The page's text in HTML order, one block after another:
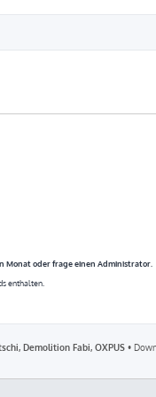
Monat oder frage einen Administrator.
enthalten.
Demolition Fabi, OXPUS•